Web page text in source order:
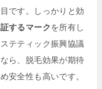
です。しっかりと効
するマーク を所有し
テティック振興協議
ら、脱毛効果が期待
安全性も高いです。